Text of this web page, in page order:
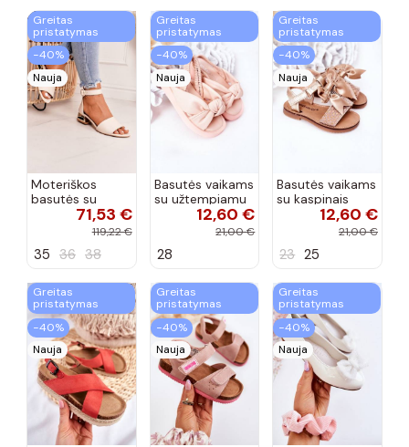
Greitas
pristatymas
−40%
Nauja
Moteriškos
basutės su
aukso spalvos
kulniukais Laura
spalvos
71,53 €
119,22 €
35 36 38
Greitas
pristatymas
−40%
Nauja
Basutės vaikams
su užtempiamu
užsegimu
rožinės spalvos
12,60 €
21,00 €
28
Greitas
pristatymas
−40%
Nauja
Basutės vaikams
su kaspinais
aukso spalvos
12,60 €
21,00 €
23 25
Greitas
pristatymas
−40%
Nauja
Greitas
pristatymas
−40%
Nauja
Greitas
pristatymas
−40%
Nauja